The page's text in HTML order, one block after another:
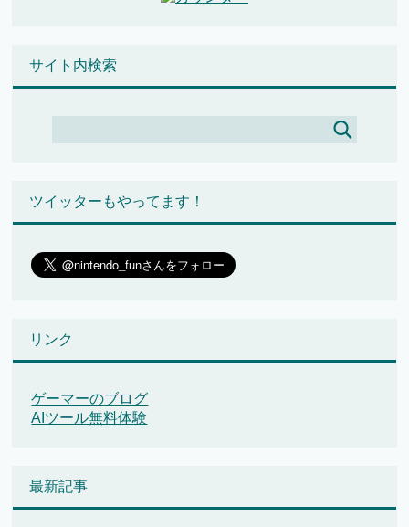
サイト内検索
ツイッターもやってます！
リンク
ゲーマーのブログ
AIツール無料体験
最新記事